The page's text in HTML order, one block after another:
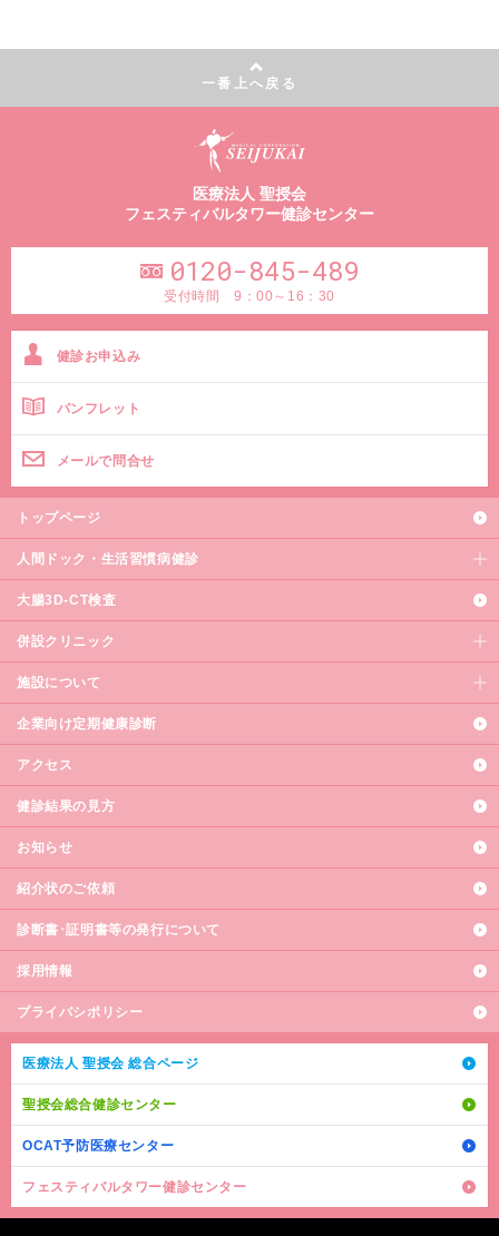
一番上へ戻る
医療法人 聖授会
フェスティバルタワー健診センター
0120-845-489
受付時間 9：00～16：30
健診お申込み
パンフレット
メールで問合せ
トップページ
人間ドック・生活習慣病健診
大腸3D-CT検査
併設クリニック
施設について
企業向け定期健康診断
アクセス
健診結果の見方
お知らせ
紹介状のご依頼
診断書･証明書等の発行について
採用情報
プライバシポリシー
医療法人 聖授会 総合ページ
聖授会総合健診センター
OCAT予防医療センター
フェスティバルタワー健診センター